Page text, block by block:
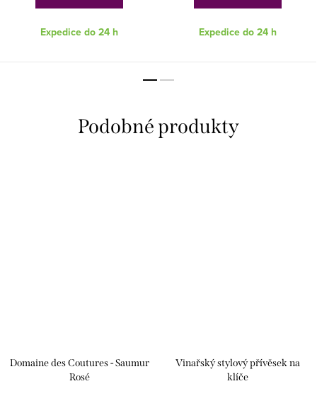
Expedice do 24 h Expedice do 24 h
Domaine des Coutures - Saumur
Rosé
Vinařský stylový přívěsek na
klíče